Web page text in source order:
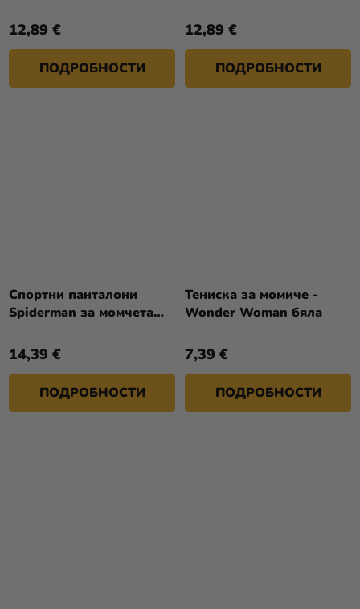
12,89 €
ПОДРОБНОСТИ
12,89 €
ПОДРОБНОСТИ
Спортни панталони
Spiderman за момчета
14,39 €
ПОДРОБНОСТИ
Тениска за момиче -
Wonder Woman бяла
7,39 €
ПОДРОБНОСТИ